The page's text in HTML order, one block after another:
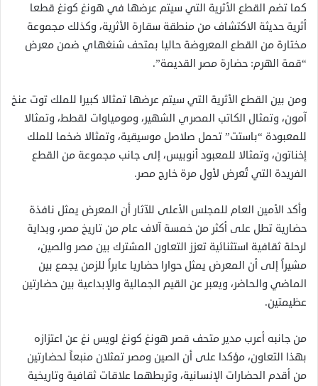
كما تضم القطع الأثرية التي سيتم عرضها في هونغ كونغ قطعا
أثرية حديثة الاكتشاف من منطقة سقارة الأثرية، وكذلك مجموعة
مختارة من القطع المعروضة حاليا بمتحف شنغهاي ضمن معرض
“قمة الهرم: حضارة مصر القديمة”.
ومن بين القطع الأثرية التي سيتم عرضها تمثالا كبيرا للملك توت عنخ
آمون، وتمثال الكاتب المصري الشهير، ومومياوات لقطط، وتمثالا
للمعبودة “باستت” تحمل صلاصل موسيقية، وتمثالا ضخما للملك
إخناتون، وتمثالا للمعبود أنوبيس، إلى جانب مجموعة من القطع
الفريدة التي تُعرض لأول مرة خارج مصر.
وأكد الأمين العام للمجلس الأعلى للآثار أن المعرض يمثل نافذة
حضارية تطل على أكثر من خمسة آلاف عام من تاريخ مصر، وبداية
لرحلة ثقافية استثنائية تعزز التعاون المشترك بين مصر والصين،
مشيراً إلى أن المعرض يمثل حوارا حضاريا عابراً للزمن يجمع بين
الماضي والحاضر، ويعبر عن القيم الجمالية والإبداعية بين حضارتين
عظيمتين.
من جانبه أعرب مدير متحف قصر هونغ كونغ لويس نغ عن اعتزازه
بهذا التعاون، مؤكدا على أن الصين ومصر تمثلان منبعاً لحضارتين
من أقدم الحضارات الإنسانية، وتربطهما علاقات ثقافية وتاريخية